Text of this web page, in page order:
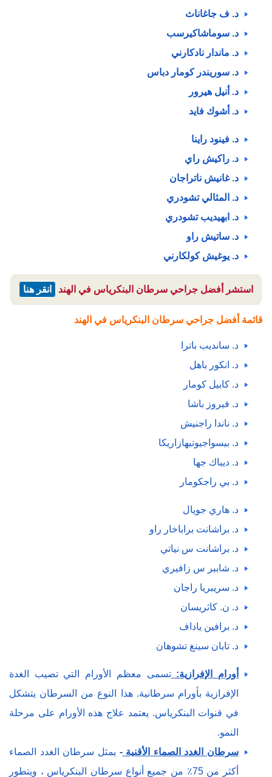
د. ف جاغاناث
د. سوماشاكيرسب
د. ماندار نادكارني
د. سوريندر كومار دباس
د. أنيل هيرور
د. أشوك فايد
د. فينود راينا
د. راكيش راي
د. غانيش ناتراجان
د. المثالي ​​تشودري
د. ابهيديب تشودري
د. ساتيش راو
د. يوغيش كولكارني
استشر أفضل جراحي سرطان البنكرياس في الهند انقر هنا
قائمة أفضل جراحي سرطان البنكرياس في الهند
د. سانديب باترا
د. انكور باهل
د. كابيل كومار
د. فيروز باشا
د. ناندا راجنيش
د. بيسواجيوتيهازاريكا
د. ديباك جها
د. بي راجكومار
د. هاري جويال
د. براشانت براباخار راو
د. براشانت س نياتي
د. شاببر س زافيري
د. سريبريا راجان
د. ن. كاثريسان
د. برافين ياداف
د. تابان سينغ تشوهان
أورام الإفرازية:تسمى معظم الأورام التي تصيب الغدة
الإفرازية بأورام سرطانية. هذا النوع من السرطان يتشكل
في قنوات البنكرياس. يعتمد علاج هذه الأورام على مرحلة
النمو.
سرطان الغدد الصماء الأقنية- يمثل سرطان الغدد الصماء
أكثر من 75٪ من جميع أنواع سرطان البنكرياس ، ويتطور